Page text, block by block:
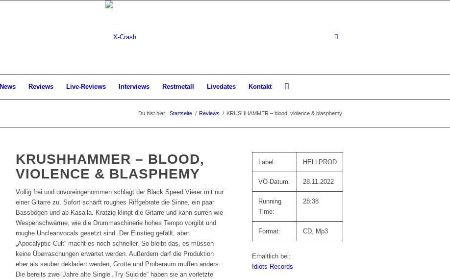
News Reviews Live-Reviews Interviews Restmetall Livedates Kontakt
Du bist hier: Startseite / Reviews / KRUSHHAMMER – blood, violence & blasphemy
KRUSHHAMMER – BLOOD,
VIOLENCE & BLASPHEMY
Völlig frei und unvoreingenommen schlägt der Black Speed Vierer mit nur
einer Gitarre zu. Sofort schärft roughes Riffgebrate die Sinne, ein paar
Bassbögen und ab Kasalla. Kratzig klingt die Gitarre und kann surren wie
Wespenschwärme, wie die Drummaschinerie hohes Tempo vorgibt und
roughe Uncleanvocals gesetzt sind. Der Einstieg gefällt, aber
„Apocalyptic Cult“ macht es noch schneller. So bleibt das, es müssen
keine Überraschungen erwartet werden. Außerdem darf die Produktion
eher als sauber deklariert werden, Grotte und Proberaum muffen anders.
Die bereits zwei Jahre alte Single „Try Suicide“ haben sie an vorletzte
Label: HELLPROD
VÖ-Datum: 28.11.2022
Running
Time:
28:38
Format: CD, Mp3
Erhältlich bei:
Idiots Records